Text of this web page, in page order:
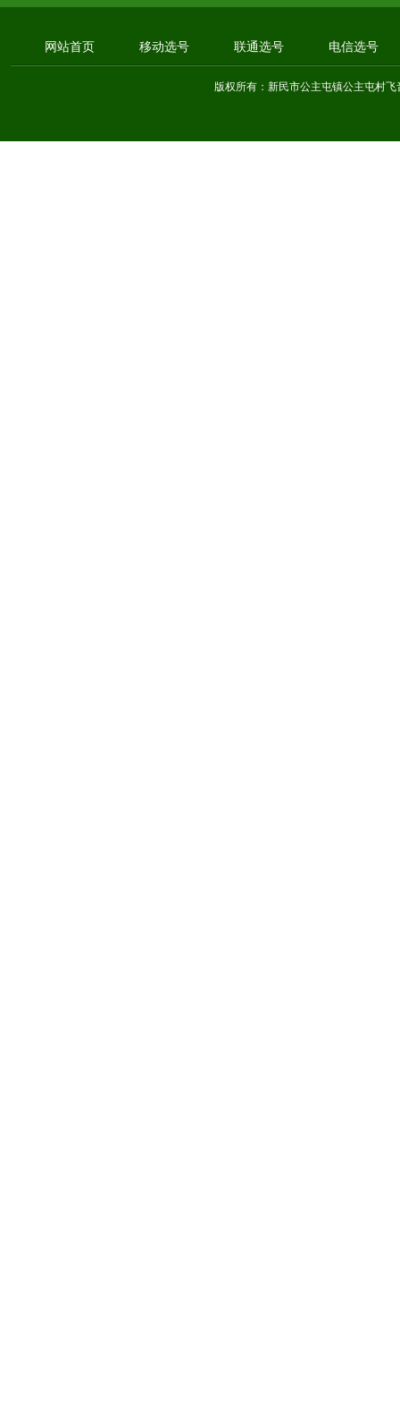
网站首页 移动选号 联通选号 电信选号
版权所有：新民市公主屯镇公主屯村